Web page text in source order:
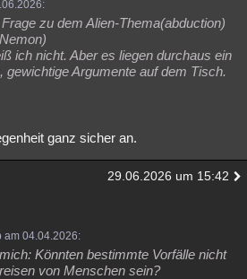
zu dem Alien-Thema(abduction)
ich nicht. Aber es liegen durchaus ein
gewichtige Argumente auf dem Tisch.
ganz sicher an.
29.06.2026 um 15:42
am 04.04.2026:
Könnten bestimmte Vorfälle nicht
von Menschen sein?